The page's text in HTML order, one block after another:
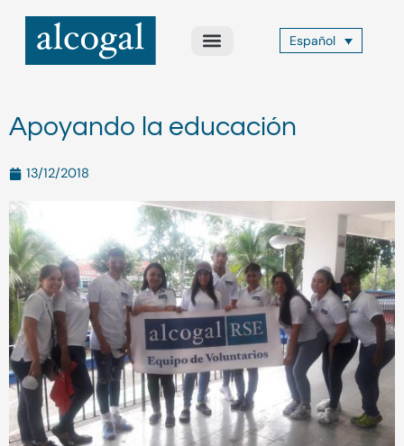
contenido
Español
Apoyando la educación
13/12/2018